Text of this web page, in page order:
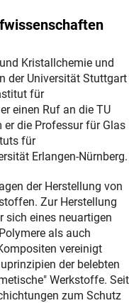
Kristallchemie und
der Universität Stuttgart
für
einen Ruf an die TU
die Professur für Glas
für
Erlangen-Nürnberg.
der Herstellung von
Zur Herstellung
sich eines neuartigen
als auch
vereinigt
der belebten
Werkstoffe. Seit
zum Schutz